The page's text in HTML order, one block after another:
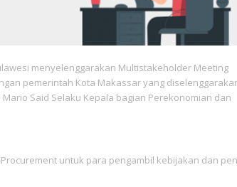
menyelenggarakan Multistakeholder Meeting
pemerintah Kota Makassar yang
Said Selaku Kepala bagian Perekonomian dan
untuk para pengambil kebijakan dan